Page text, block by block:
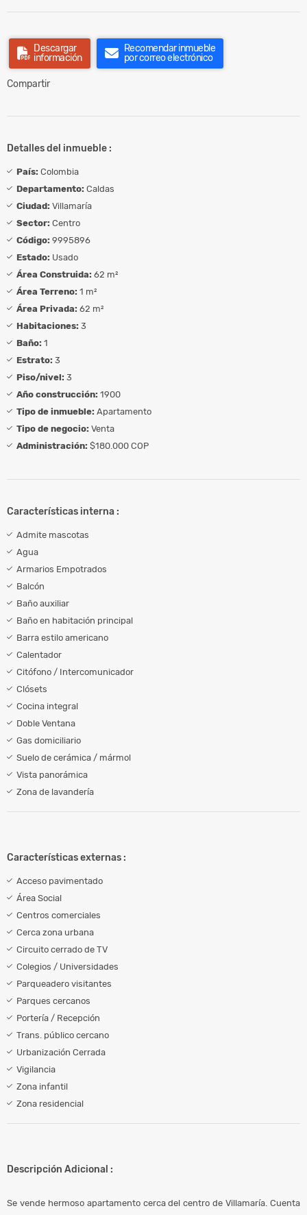
Descargar
información
Recomendar inmueble
por correo electrónico
Compartir
Detalles del inmueble :
País: Colombia
Departamento: Caldas
Ciudad: Villamaría
Sector: Centro
Código: 9995896
Estado: Usado
Área Construida: 62 m²
Área Terreno: 1 m²
Área Privada: 62 m²
Habitaciones: 3
Baño: 1
Estrato: 3
Piso/nivel: 3
Año construcción: 1900
Tipo de inmueble: Apartamento
Tipo de negocio: Venta
Administración: $180.000 COP
Características interna :
Admite mascotas
Agua
Armarios Empotrados
Balcón
Baño auxiliar
Baño en habitación principal
Barra estilo americano
Calentador
Citófono / Intercomunicador
Clósets
Cocina integral
Doble Ventana
Gas domiciliario
Suelo de cerámica / mármol
Vista panorámica
Zona de lavandería
Características externas :
Acceso pavimentado
Área Social
Centros comerciales
Cerca zona urbana
Circuito cerrado de TV
Colegios / Universidades
Parqueadero visitantes
Parques cercanos
Portería / Recepción
Trans. público cercano
Urbanización Cerrada
Vigilancia
Zona infantil
Zona residencial
Descripción Adicional :
Se vende hermoso apartamento cerca del centro de Villamaría. Cuenta